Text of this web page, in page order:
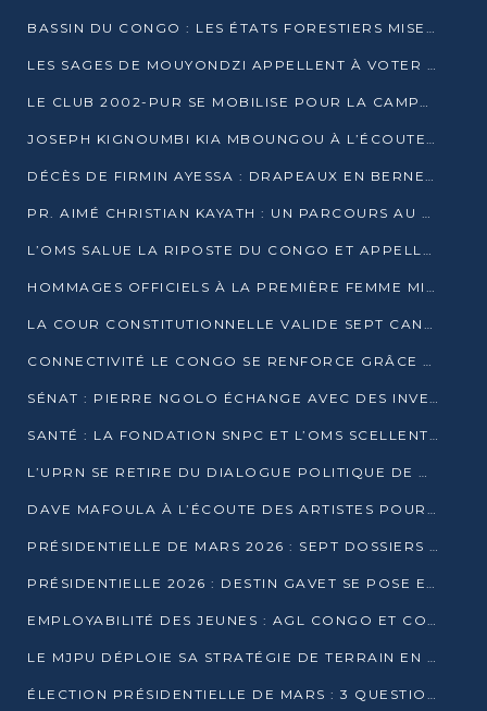
BASSIN DU CONGO : LES ÉTATS FORESTIERS MISENT SUR LES MARCHÉS CARBONE
LES SAGES DE MOUYONDZI APPELLENT À VOTER DENIS SASSOU-NGUESSO
LE CLUB 2002-PUR SE MOBILISE POUR LA CAMPAGNE
JOSEPH KIGNOUMBI KIA MBOUNGOU À L’ÉCOUTE DE TALANGAÏ
DÉCÈS DE FIRMIN AYESSA : DRAPEAUX EN BERNE LUNDI
PR. AIMÉ CHRISTIAN KAYATH : UN PARCOURS AU SERVICE DE LA RECHERCHE ET DE L’INNOVATION
L’OMS SALUE LA RIPOSTE DU CONGO ET APPELLE À DES RÉFORMES DURABLES
HOMMAGES OFFICIELS À LA PREMIÈRE FEMME MINISTRE DU CONGO
LA COUR CONSTITUTIONNELLE VALIDE SEPT CANDIDATURES POUR LA PRÉSIDENTIELLE
CONNECTIVITÉ LE CONGO SE RENFORCE GRÂCE AU CÂBLE 2AFRICA
SÉNAT : PIERRE NGOLO ÉCHANGE AVEC DES INVESTISSEURS DU NUMÉRIQUE
SANTÉ : LA FONDATION SNPC ET L’OMS SCELLENT UN PARTENARIAT STRATÉGIQUE DE TROIS ANS
L’UPRN SE RETIRE DU DIALOGUE POLITIQUE DE DJAMBALA : TENSIONS DANS LE PRÉ-ÉLECTORAL CONGOLAIS
DAVE MAFOULA À L’ÉCOUTE DES ARTISTES POUR REDÉFINIR SA POLITIQUE CULTURELLE
PRÉSIDENTIELLE DE MARS 2026 : SEPT DOSSIERS DE CANDIDATURE ENREGISTRÉS À LA CLÔTURE DES DÉPÔTS
PRÉSIDENTIELLE 2026 : DESTIN GAVET SE POSE EN CANDIDAT DU « RAS-LE-BOL »
EMPLOYABILITÉ DES JEUNES : AGL CONGO ET CONGO TERMINAL S’ALLIENT À UCAC-ICAM
LE MJPU DÉPLOIE SA STRATÉGIE DE TERRAIN EN FAVEUR DE DSN
ÉLECTION PRÉSIDENTIELLE DE MARS : 3 QUESTIONS À UN EXPERT CONGOLAIS DE LA CYBERSÉCURITÉ